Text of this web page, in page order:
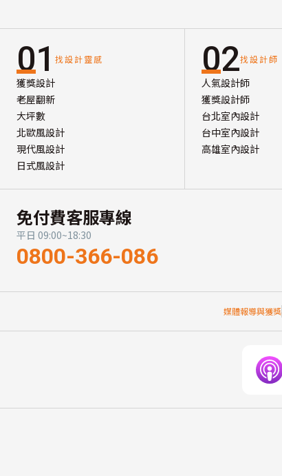
01 找設計靈感
獲獎設計
老屋翻新
大坪數
北歐風設計
現代風設計
日式風設計
02找設計師
人氣設計師
獲獎設計師
台北室內設計
台中室內設計
高雄室內設計
免付費客服專線
平日 09:00~18:30
0800-366-086
媒體報導與獲獎